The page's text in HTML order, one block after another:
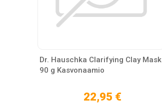
Dr. Hauschka Clarifying Clay Mask
90 g Kasvonaamio
22,95 €